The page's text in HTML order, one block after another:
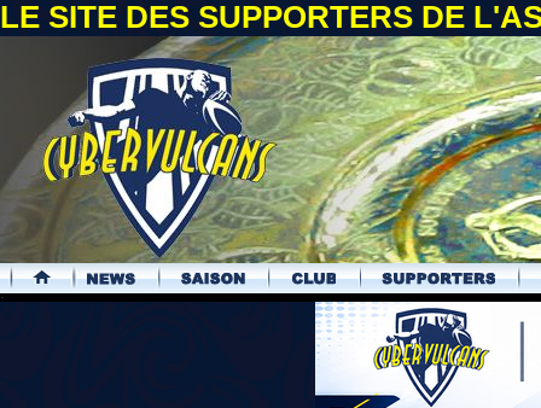
LE SITE DES SUPPORTERS DE
.